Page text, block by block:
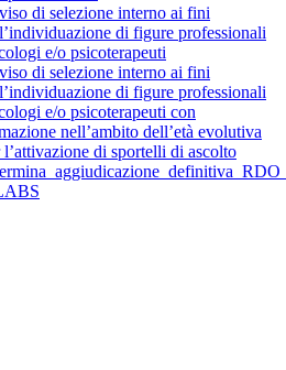
di selezione interno ai fini
di figure professionali
e/o psicoterapeuti
di selezione interno ai fini
di figure professionali
e/o psicoterapeuti con
nell’ambito dell’età evolutiva
l’attivazione di sportelli di ascolto